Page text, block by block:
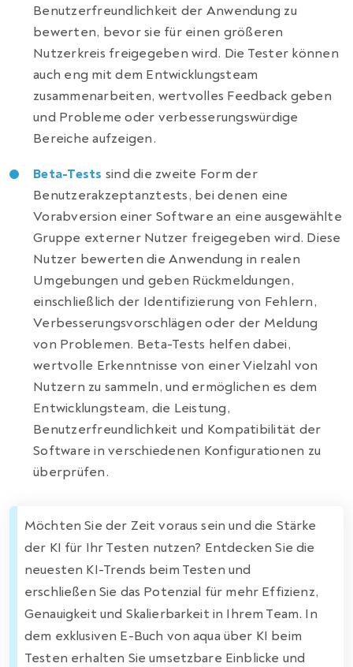
Benutzerfreundlichkeit der Anwendung zu
bewerten, bevor sie für einen größeren
Nutzerkreis freigegeben wird. Die Tester können
auch eng mit dem Entwicklungsteam
zusammenarbeiten, wertvolles Feedback geben
und Probleme oder verbesserungswürdige
Bereiche aufzeigen.
Beta-Tests sind die zweite Form der
Benutzerakzeptanztests, bei denen eine
Vorabversion einer Software an eine ausgewählte
Gruppe externer Nutzer freigegeben wird. Diese
Nutzer bewerten die Anwendung in realen
Umgebungen und geben Rückmeldungen,
einschließlich der Identifizierung von Fehlern,
Verbesserungsvorschlägen oder der Meldung
von Problemen. Beta-Tests helfen dabei,
wertvolle Erkenntnisse von einer Vielzahl von
Nutzern zu sammeln, und ermöglichen es dem
Entwicklungsteam, die Leistung,
Benutzerfreundlichkeit und Kompatibilität der
Software in verschiedenen Konfigurationen zu
überprüfen.
Möchten Sie der Zeit voraus sein und die Stärke
der KI für Ihr Testen nutzen? Entdecken Sie die
neuesten KI-Trends beim Testen und
erschließen Sie das Potenzial für mehr Effizienz,
Genauigkeit und Skalierbarkeit in Ihrem Team. In
dem exklusiven E-Buch von aqua über KI beim
Testen erhalten Sie umsetzbare Einblicke und